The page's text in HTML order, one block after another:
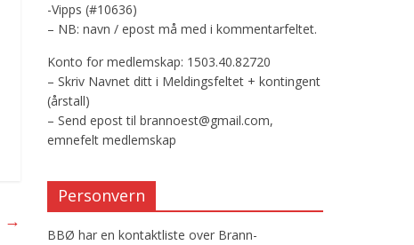
→
-Vipps (#10636)
– NB: navn / epost må med i kommentarfeltet.
Konto for medlemskap: 1503.40.82720
– Skriv Navnet ditt i Meldingsfeltet + kontingent
(årstall)
– Send epost til brannoest@gmail.com,
emnefelt medlemskap
Personvern
BBØ har en kontaktliste over Brann-